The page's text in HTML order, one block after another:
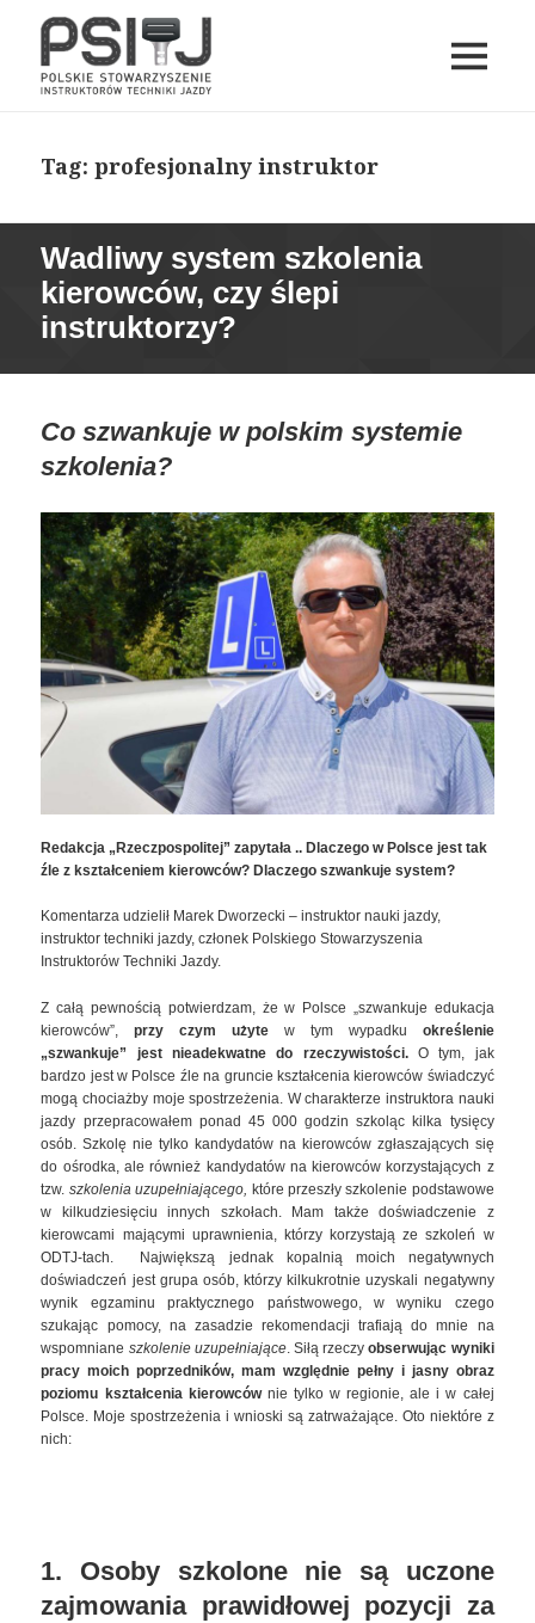
Tag:profesjonalny instruktor
Wadliwy system szkolenia
kierowców, czy ślepi
instruktorzy?
Co szwankuje w polskim systemie
szkolenia?
Redakcja „Rzeczpospolitej” zapytała .. Dlaczego w Polsce jest tak
źle z kształceniem kierowców? Dlaczego szwankuje system?
Komentarza udzielił Marek Dworzecki – instruktor nauki jazdy,
instruktor techniki jazdy, członek Polskiego Stowarzyszenia
Instruktorów Techniki Jazdy.
Z całą pewnością potwierdzam, że w Polsce „szwankuje edukacja
kierowców”,przy czym użyte w tym wypadku określenie
„szwankuje”
jest nieadekwatne do rzeczywistości.O tym, jak
bardzo jest w Polsce źle na gruncie kształcenia kierowców świadczyć
mogą chociażby moje spostrzeżenia. W charakterze instruktora nauki
jazdy przepracowałem ponad 45 000 godzin szkoląc kilka tysięcy
osób. Szkolę nie tylko kandydatów na kierowców zgłaszających się
do ośrodka, ale również kandydatów na kierowców korzystających z
tzw. szkolenia uzupełniającego, które przeszły szkolenie podstawowe
w kilkudziesięciu innych szkołach. Mam także doświadczenie z
kierowcami mającymi uprawnienia, którzy korzystają ze szkoleń w
ODTJ-tach. Największą jednak kopalnią moich negatywnych
doświadczeń jest grupa osób, którzy kilkukrotnie uzyskali negatywny
wynik egzaminu praktycznego państwowego, w wyniku czego
szukając pomocy, na zasadzie rekomendacji trafiają do mnie na
wspomniane szkolenie uzupełniające. Siłą rzeczyobserwując wyniki
pracy moich poprzedników, mam względnie pełny i jasny obraz
poziomu kształcenia kierowcównie tylko w regionie, ale i w całej
Polsce. Moje spostrzeżenia i wnioski są zatrważające. Oto niektóre z
nich:
1. Osoby szkolone nie są uczone
zajmowania prawidłowej pozycji za